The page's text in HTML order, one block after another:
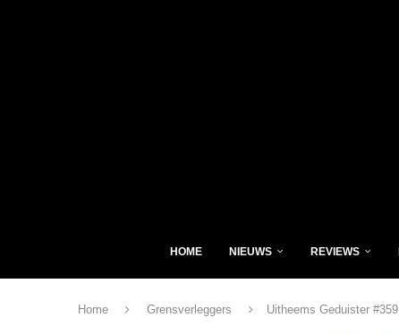
HOME NIEUWS REVIEWS
Home Grensverleggers Uitheems Geduister #359